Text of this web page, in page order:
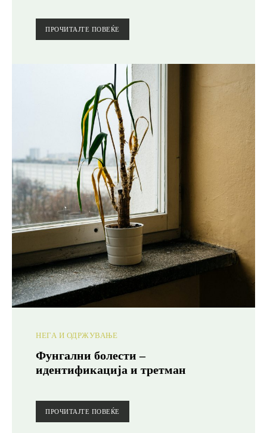
ПРОЧИТАЈТЕ ПОВЕЌЕ
НЕГА И ОДРЖУВАЊЕ
Фунгални болести –
идентификација и третман
ПРОЧИТАЈТЕ ПОВЕЌЕ